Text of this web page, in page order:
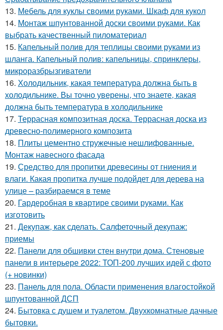
13. Мебель для куклы своими руками. Шкаф для кукол
14. Монтаж шпунтованной доски своими руками. Как
выбрать качественный пиломатериал
15. Капельный полив для теплицы своими руками из
шланга. Капельный полив: капельницы, спринклеры,
микроразбрызгиватели
16. Холодильник, какая температура должна быть в
холодильнике. Вы точно уверены, что знаете, какая
должна быть температура в холодильнике
17. Террасная композитная доска. Террасная доска из
древесно-полимерного композита
18. Плиты цементно стружечные нешлифованные.
Монтаж навесного фасада
19. Средство для пропитки древесины от гниения и
влаги. Какая пропитка лучше подойдет для дерева на
улице – разбираемся в теме
20. Гардеробная в квартире своими руками. Как
изготовить
21. Декупаж, как сделать. Салфеточный декупаж:
приемы
22. Панели для обшивки стен внутри дома. Стеновые
панели в интерьере 2022: ТОП-200 лучших идей с фото
(+ новинки)
23. Панель для пола. Области применения влагостойкой
шпунтованной ДСП
24. Бытовка с душем и туалетом. Двухкомнатные дачные
бытовки.